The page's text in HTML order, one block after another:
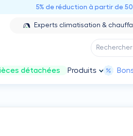
5% de réduction à partir de
Experts climatisation &
détachées Produits